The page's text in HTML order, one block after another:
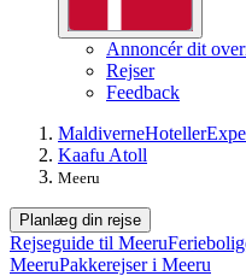
Annoncér dit
Rejser
Feedback
MaldiverneHoteller
Kaafu Atoll
Meeru
Planlæg din rejse
Rejseguide til Meeru
MeeruPakkerejser i Meeru